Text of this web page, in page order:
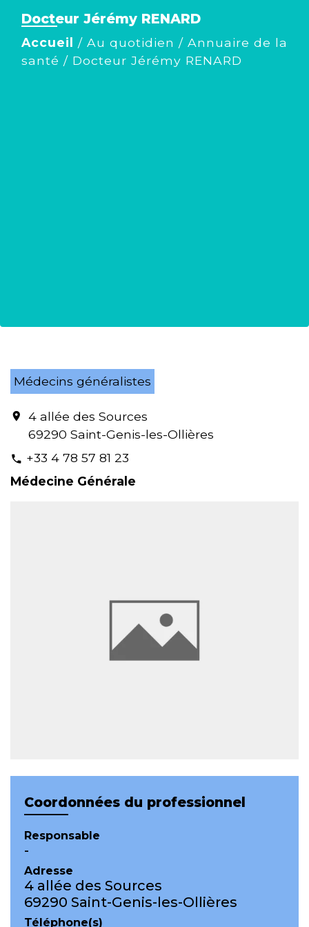
Docteur Jérémy RENARD
Accueil / Au quotidien / Annuaire de la
santé / Docteur Jérémy RENARD
Médecins généralistes
location_on
4 allée des Sources
69290 Saint-Genis-les-Ollières
phone +33 4 78 57 81 23
Médecine Générale
Coordonnées du professionnel
Responsable
-
Adresse
4 allée des Sources
69290 Saint-Genis-les-Ollières
Téléphone(s)